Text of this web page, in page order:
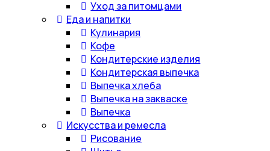
Уход за питомцами
Еда и напитки
Кулинария
Кофе
Кондитерские изделия
Кондитерская выпечка
Выпечка хлеба
Выпечка на закваске
Выпечка
Искусства и ремесла
Рисование